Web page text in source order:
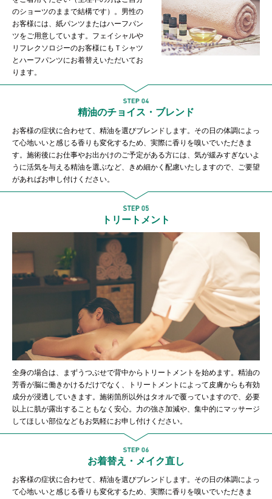
のショーツのままで結構です）。男性の
お客様には、紙パンツまたはハーフパン
ツをご用意しています。フェイシャルや
リフレクソロジーのお客様にもＴシャツ
とハーフパンツにお着替えいただいてお
ります。
精油のチョイス・ブレンド
お客様の症状に合わせて、精油を選びブレンドします。その日の体調によっ
て心地いいと感じる香りも変化するため、実際に香りを嗅いでいただきま
す。施術後にお仕事やお出かけのご予定がある方には、気が緩みすぎないよ
うに活気を与える精油を選ぶなど、きめ細かく配慮いたしますので、ご要望
があればお申し付けください。
トリートメント
全身の場合は、まずうつぶせで背中からトリートメントを始めます。精油の
芳香が脳に働きかけるだけでなく、トリートメントによって皮膚からも有効
成分が浸透していきます。施術箇所以外はタオルで覆っていますので、必要
以上に肌が露出することもなく安心。力の強さ加減や、集中的にマッサージ
してほしい部位などもお気軽にお申し付けください。
お着替え・メイク直し
お客様の症状に合わせて、精油を選びブレンドします。その日の体調によっ
て心地いいと感じる香りも変化するため、実際に香りを嗅いでいただきま